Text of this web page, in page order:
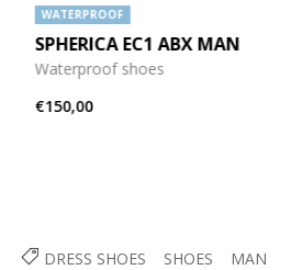
DRESS SHOES SHOES MAN
WATERPROOF
SPHERICA EC1 ABX MAN
Waterproof shoes
€150,00